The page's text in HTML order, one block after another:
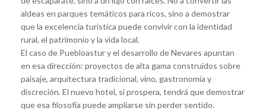
aldeas en parques temáticos para ricos, sino a demostrar
que la excelencia turística puede convivir con la identidad
rural, el patrimonio y la vida local.
El caso de Puebloastur y el desarrollo de Nevares apuntan
en esa dirección: proyectos de alta gama construidos sobre
paisaje, arquitectura tradicional, vino, gastronomía y
discreción. El nuevo hotel, si prospera, tendrá que demostrar
que esa filosofía puede ampliarse sin perder sentido.